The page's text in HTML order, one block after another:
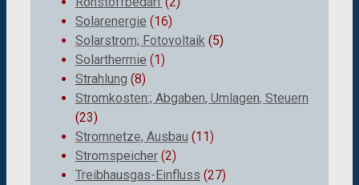
Solarenergie (16)
Solarstrom; Fotovoltaik (5)
Solarthermie (1)
Strahlung (8)
Stromkosten:; Abgaben, Umlagen, Steuern
(23)
Stromnetze, Ausbau (11)
Stromspeicher (2)
Treibhausgas-Einfluss (27)